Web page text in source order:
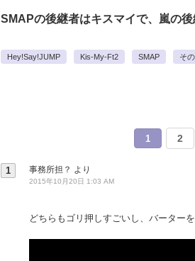
SMAPの後継者はキスマイで、嵐の
Hey!Say!JUMP Kis-My-Ft2 SMAP そ
1 2
1 事務所担？ より
2015年10月20日 1:03 AM
どちらもゴリ押しすごいし、バーター